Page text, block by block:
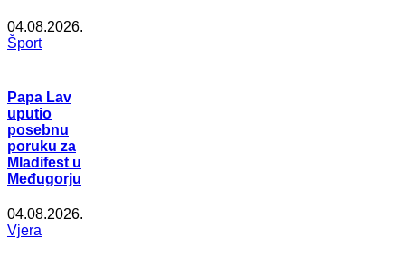
04.08.2026.
Šport
Papa Lav
uputio
posebnu
poruku za
Mladifest u
Međugorju
04.08.2026.
Vjera